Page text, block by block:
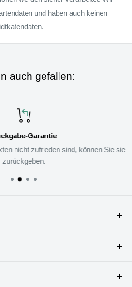
und haben auch keinen
auch gefallen:
Garantie
nicht zufrieden sind, können Sie sie
zurückgeben.